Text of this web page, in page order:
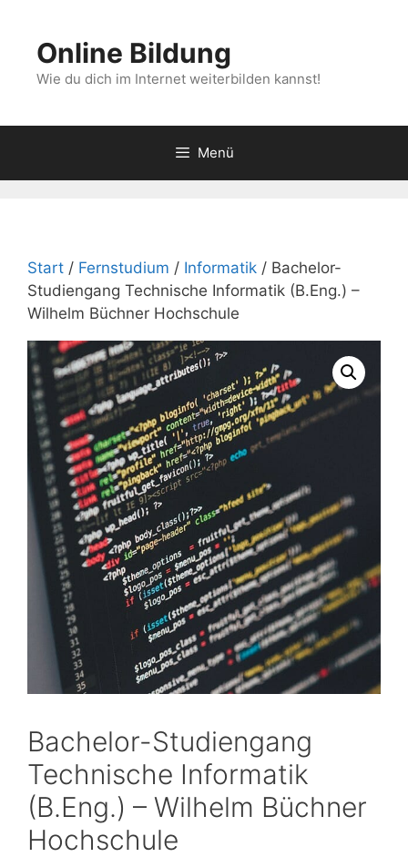
springenOnline Bildung
Wie du dich im Internet weiterbilden kannst!
Menü
Start / Fernstudium / Informatik / Bachelor-
Studiengang Technische Informatik (B.Eng.) –
Wilhelm Büchner Hochschule
Bachelor-Studiengang
Technische Informatik
(B.Eng.) – Wilhelm Büchner
Hochschule